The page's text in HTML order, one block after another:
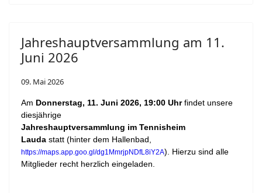
Jahreshauptversammlung am 11.
Juni 2026
09. Mai 2026
Am Donnerstag, 11. Juni 2026, 19:00 Uhrfindet unsere
diesjährige
Jahreshauptversammlung im Tennisheim
Lauda statt (hinter dem Hallenbad,
https://maps.app.goo.gl/dg1MmrjpNDfL8iY2A). Hierzu sind alle
Mitglieder recht herzlich eingeladen.